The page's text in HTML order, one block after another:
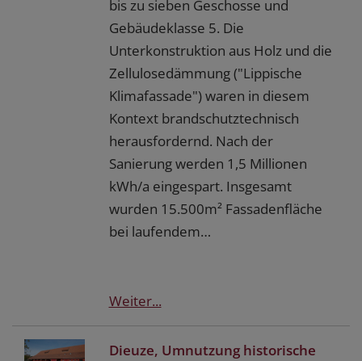
bis zu sieben Geschosse und
Gebäudeklasse 5. Die
Unterkonstruktion aus Holz und die
Zellulosedämmung ("Lippische
Klimafassade") waren in diesem
Kontext brandschutztechnisch
herausfordernd. Nach der
Sanierung werden 1,5 Millionen
kWh/a eingespart. Insgesamt
wurden 15.500m² Fassadenfläche
bei laufendem…
Weiter...
Dieuze, Umnutzung historische